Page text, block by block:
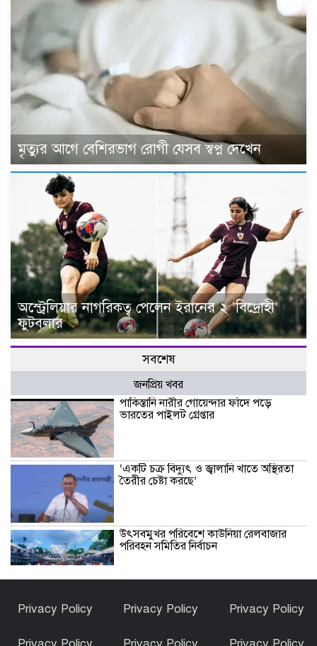
মৃত্যুর আগে বেশিরভাগ রোগী যেসব স্বপ্ন দেখেন
অস্ট্রেলিয়ার নাগরিকত্ব পেলেন ইরানের ২ ‘বিদ্রোহী’
ফুটবলার
সবশেষ
জনপ্রিয় খবর
পাকিস্তানি নারীর গোয়েন্দার ফাঁদে পড়ে
ভারতের পাইলট গ্রেপ্তার
‘একটি চক্র বিদ্যুৎ ও জ্বালানি খাতে অস্থিরতা
তৈরীর চেষ্টা করছে’
উৎসবমুখর পরিবেশে কাউনিয়া রেলবাজার
পরিবহন সমিতির নির্বাচন
ইনডোর অ্যারেনা
Privacy Policy Privacy Policy Privacy Policy